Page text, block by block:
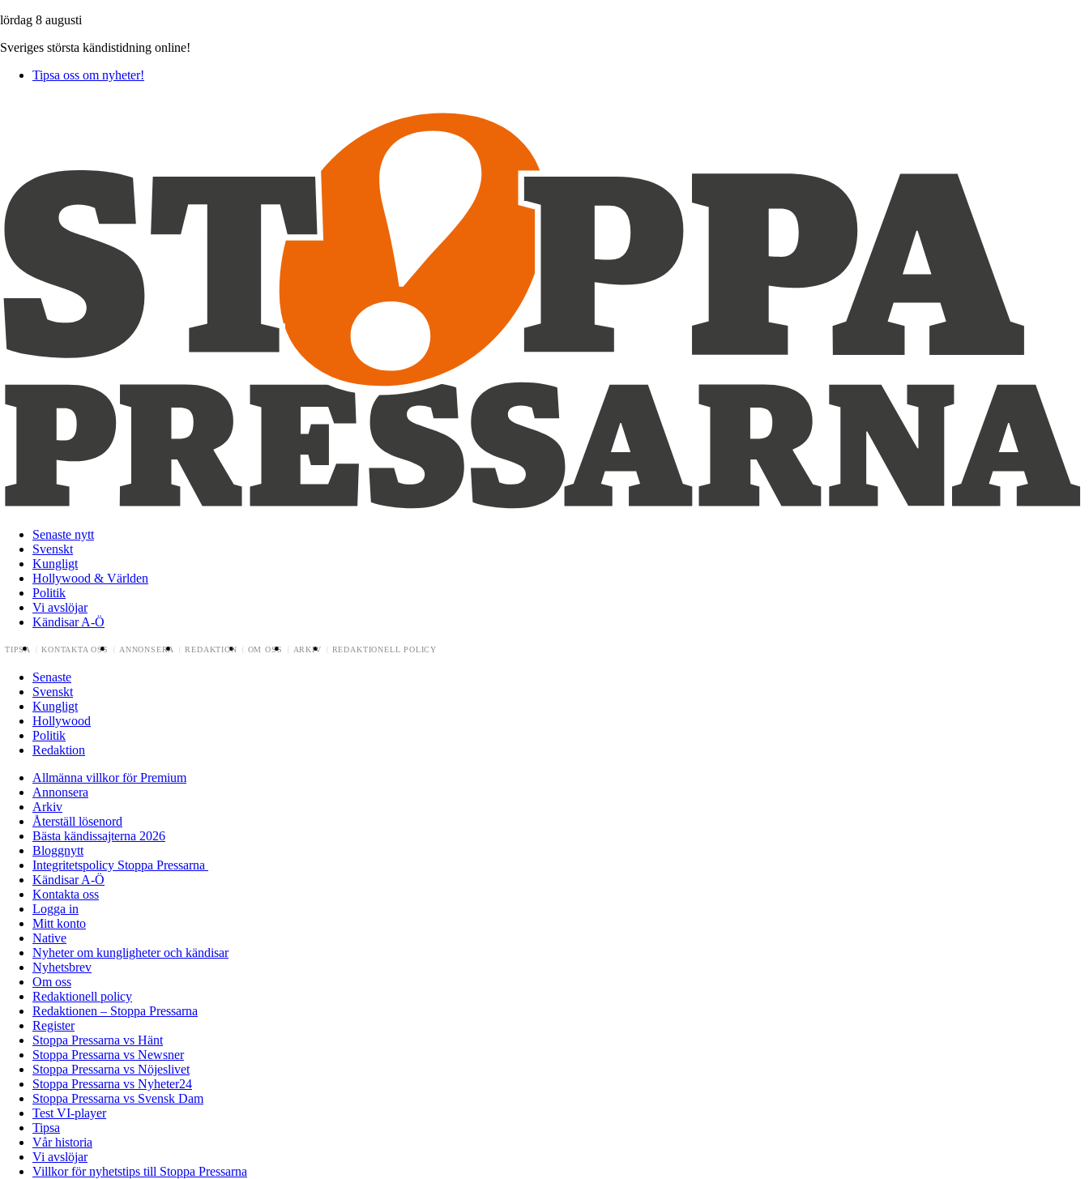
lördag 8 augusti
Sveriges största kändistidning online!
Tipsa oss om nyheter!
Senaste nytt
Svenskt
Kungligt
Hollywood & Världen
Politik
Vi avslöjar
Kändisar A-Ö
TIPSA KONTAKTA OSS ANNONSERA REDAKTION OM OSS ARKIV REDAKTIONELL POLICY
Senaste
Svenskt
Kungligt
Hollywood
Politik
Redaktion
Allmänna villkor för Premium
Annonsera
Arkiv
Återställ lösenord
Bästa kändissajterna 2026
Bloggnytt
Integritetspolicy Stoppa Pressarna
Kändisar A-Ö
Kontakta oss
Logga in
Mitt konto
Native
Nyheter om kungligheter och kändisar
Nyhetsbrev
Om oss
Redaktionell policy
Redaktionen – Stoppa Pressarna
Register
Stoppa Pressarna vs Hänt
Stoppa Pressarna vs Newsner
Stoppa Pressarna vs Nöjeslivet
Stoppa Pressarna vs Nyheter24
Stoppa Pressarna vs Svensk Dam
Test VI-player
Tipsa
Vår historia
Vi avslöjar
Villkor för nyhetstips till Stoppa Pressarna